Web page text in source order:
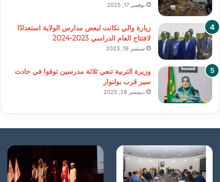
نوفمبر 17, 2025
زيارة والي تكانت لبعض مدارس الولاية استعدادًا
لافتتاح العام الدراسي 2023-2024
سبتمبر 19, 2023
وزيرة التربية تنعي ثلاثة مدرسين توفوا في حادث
سير قرب بولنوار
ديسمبر 28, 2025